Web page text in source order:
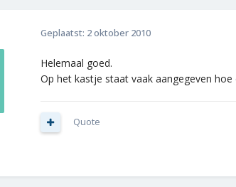
Geplaatst: 2 oktober 2010
Helemaal goed.
Op het kastje staat vaak aangegeven
Quote